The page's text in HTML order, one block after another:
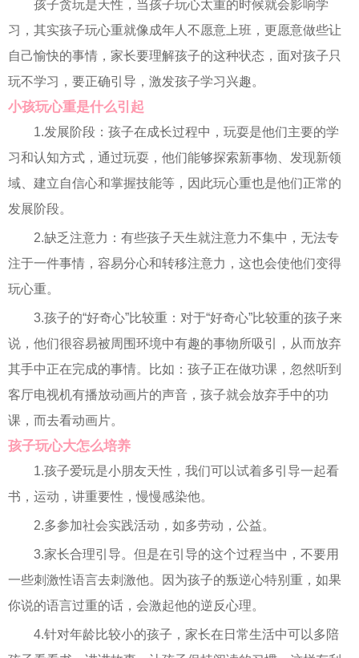
孩子贪玩是天性，当孩子玩心太重的时候就会影响学
习，其实孩子玩心重就像成年人不愿意上班，更愿意做些让
自己愉快的事情，家长要理解孩子的这种状态，面对孩子只
玩不学习，要正确引导，激发孩子学习兴趣。
小孩玩心重是什么引起
1.发展阶段：孩子在成长过程中，玩耍是他们主要的学
习和认知方式，通过玩耍，他们能够探索新事物、发现新领
域、建立自信心和掌握技能等，因此玩心重也是他们正常的
发展阶段。
2.缺乏注意力：有些孩子天生就注意力不集中，无法专
注于一件事情，容易分心和转移注意力，这也会使他们变得
玩心重。
3.孩子的“好奇心”比较重：对于“好奇心”比较重的孩子来
说，他们很容易被周围环境中有趣的事物所吸引，从而放弃
其手中正在完成的事情。比如：孩子正在做功课，忽然听到
客厅电视机有播放动画片的声音，孩子就会放弃手中的功
课，而去看动画片。
孩子玩心大怎么培养
1.孩子爱玩是小朋友天性，我们可以试着多引导一起看
书，运动，讲重要性，慢慢感染他。
2.多参加社会实践活动，如多劳动，公益。
3.家长合理引导。但是在引导的这个过程当中，不要用
一些刺激性语言去刺激他。因为孩子的叛逆心特别重，如果
你说的语言过重的话，会激起他的逆反心理。
4.针对年龄比较小的孩子，家长在日常生活中可以多陪